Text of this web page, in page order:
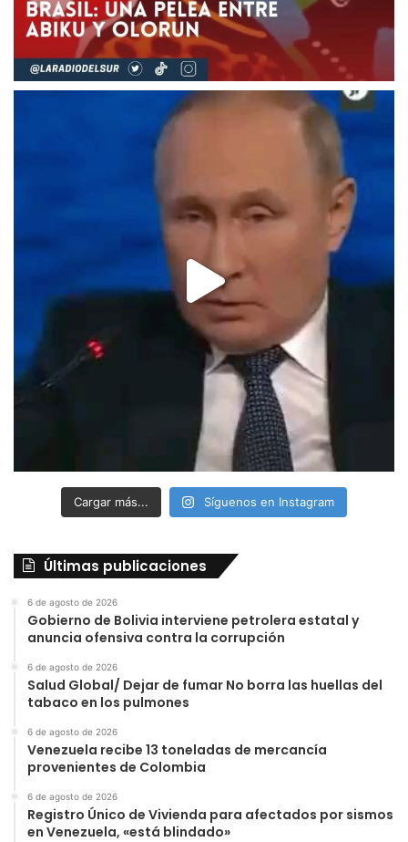
Cargar más... Síguenos en Instagram
Últimas publicaciones
6 de agosto de 2026
Gobierno de Bolivia interviene petrolera estatal y
anuncia ofensiva contra la corrupción
6 de agosto de 2026
Salud Global/ Dejar de fumar No borra las huellas del
tabaco en los pulmones
6 de agosto de 2026
Venezuela recibe 13 toneladas de mercancía
provenientes de Colombia
6 de agosto de 2026
Registro Único de Vivienda para afectados por sismos
en Venezuela, «está blindado»